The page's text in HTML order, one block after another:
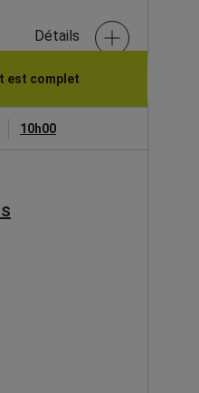
Détails
est complet
10h00